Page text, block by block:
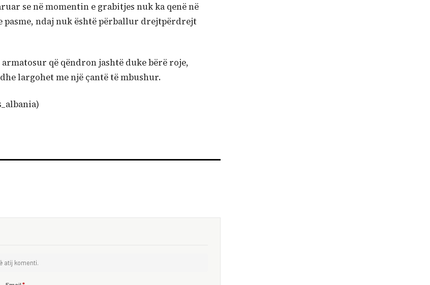
se në momentin e grabitjes nuk ka qenë në
pasme, ndaj nuk është përballur drejtpërdrejt
që qëndron jashtë duke bërë roje,
largohet me një çantë të mbushur.
atij komenti.